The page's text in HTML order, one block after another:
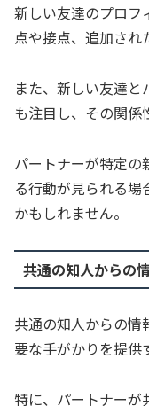
新しい友達のプロフ
点や接点、追加され
また、新しい友達
も注目し、その関係
パートナーが特定
る行動が見られる場
かもしれません。
共通の知人からの
共通の知人からの
要な手がかりを提供
特に、パートナーが